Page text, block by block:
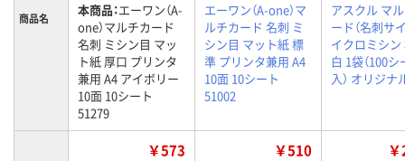
商品名 本商品：エーワン（A-
one）マルチカード
名刺 ミシン目 マッ
ト紙 厚口 プリンタ
兼用 A4 アイボリー
10面 10シート
51279
エーワン（A-one）マ
ルチカード 名刺 ミ
シン目 マット紙 標
準 プリンタ兼用 A4
10面 10シート
51002
アスクル マ
ード（名刺サ
イクロミシン
白 1袋（100シ
入） オリジナ
￥573 ￥510